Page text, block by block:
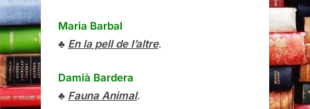
Maria Barbal
♣ En la pell de l’altre.
Damià Bardera
♣ Fauna Animal.